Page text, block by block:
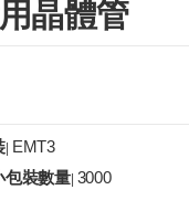
晶體管
EMT3
包裝數量| 3000